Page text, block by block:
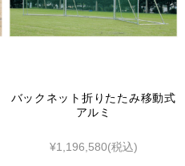
バックネット折りたたみ移動式
アルミ
¥1,196,580(税込)